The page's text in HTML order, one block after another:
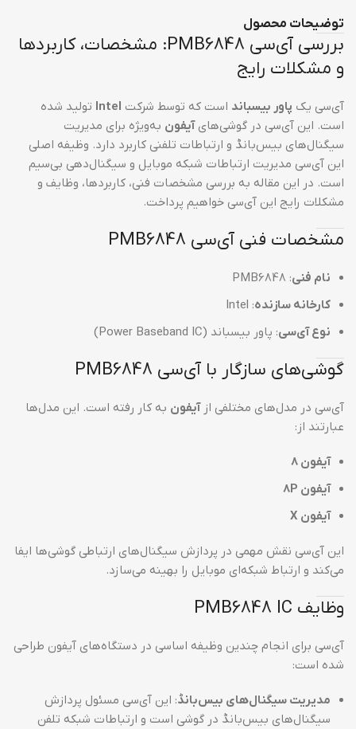
توضیحات محصول
بررسی آی‌سی PMB6848: مشخصات، کاربردها
و مشکلات رایج
آی‌سی یک پاور بیسباند است که توسط شرکت Intel تولید شده
است. این آی‌سی در گوشی‌هایآیفون به‌ویژه برای مدیریت
سیگنال‌های بیس‌بانڈ و ارتباطات تلفنی کاربرد دارد. وظیفه اصلی
این آی‌سی مدیریت ارتباطات شبکه موبایل و سیگنال‌دهی بی‌سیم
است. در این مقاله به بررسی مشخصات فنی، کاربردها، وظایف و
مشکلات رایج این آی‌سی خواهیم پرداخت.
مشخصات فنی آی‌سی PMB6848
نام فنی: PMB6848
کارخانه سازنده: Intel
نوع آی‌سی: پاور بیسباند (Power Baseband IC)
گوشی‌های سازگار با آی‌سی PMB6848
آی‌سی در مدل‌های مختلفی ازآیفون به کار رفته است. این مدل‌ها
عبارتند از:
آیفون 8
آیفون 8P
آیفون X
این آی‌سی نقش مهمی در پردازش سیگنال‌های ارتباطی گوشی‌ها ایفا
می‌کند و ارتباط شبکه‌ای موبایل را بهینه می‌سازد.
وظایف PMB6848 IC
آی‌سی برای انجام چندین وظیفه اساسی در دستگاه‌های آیفون طراحی
شده است:
مدیریت سیگنال‌های بیس‌بانڈ: این آی‌سی مسئول پردازش
سیگنال‌های بیس‌بانڈ در گوشی است و ارتباطات شبکه تلفن